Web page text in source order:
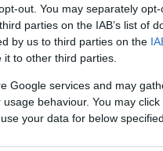
out. You may separately
parties on the IAB’s list of
by us to third parties on the
to other third parties.
Google services and may
behaviour. You may
your data for below
.